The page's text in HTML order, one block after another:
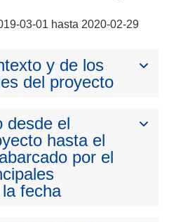
03-01 hasta 2020-02-29
y de los
del proyecto
desde el
hasta el
por el
fecha